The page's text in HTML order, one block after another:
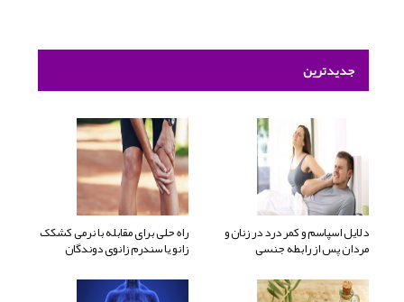
جدیدترین
دلایل اسپاسم و کمر درد در زنان و
مردان پس از رابطه جنسی
راه حلی برای مقابله با نرمی کشکک
زانو یا سندرم زانوی دوندگان